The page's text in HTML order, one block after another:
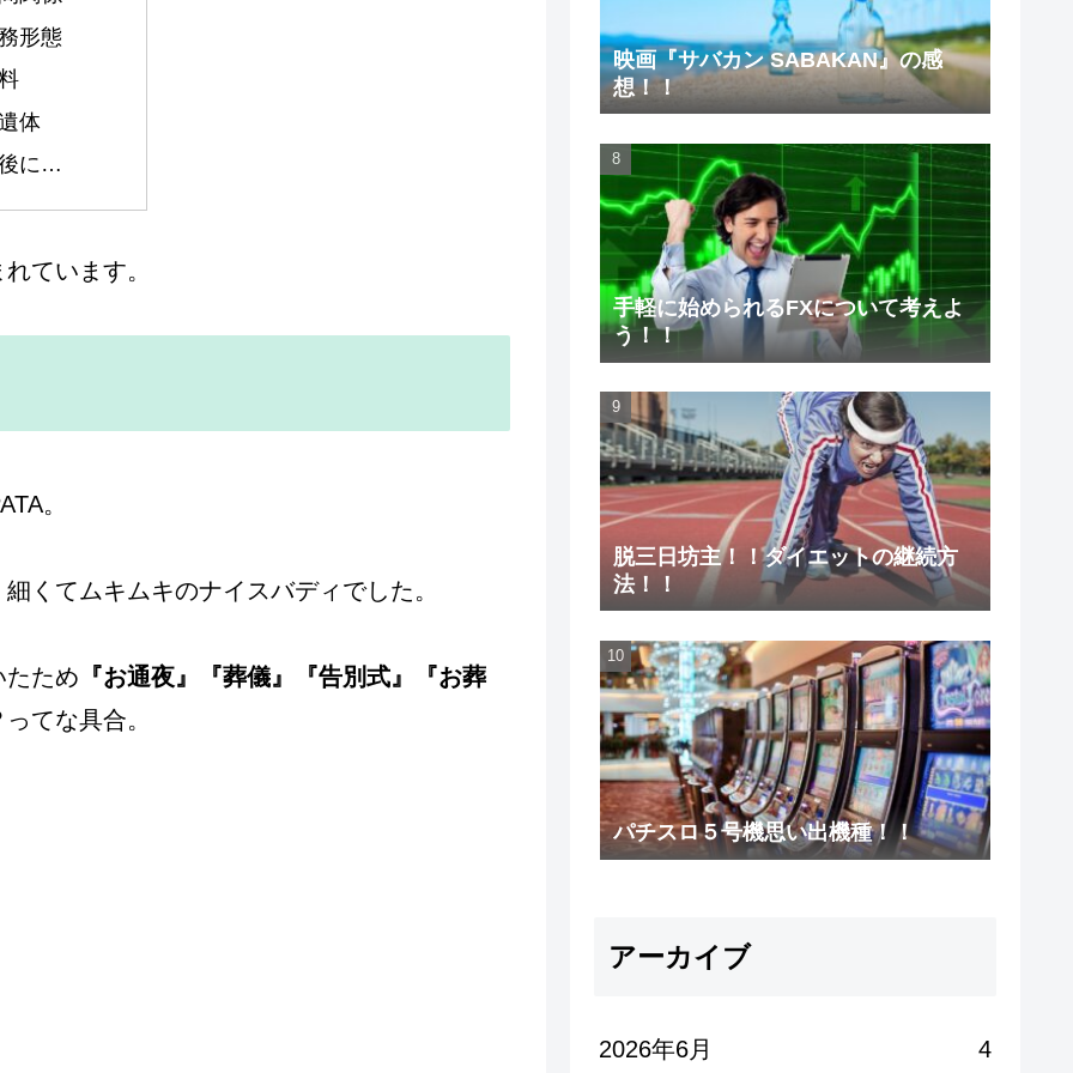
形態
体
に…
ています。
。
くてムキムキのナイスバディでした。
たため 『お通夜』『葬儀』『告別式』『お葬
ってな具合。
映画『サバカン SABAKAN』の感
想！！
手軽に始められるFXについて考えよ
う！！
脱三日坊主！！ダイエットの継続方
法！！
パチスロ５号機思い出機種！！
アーカイブ
2026年6月 4